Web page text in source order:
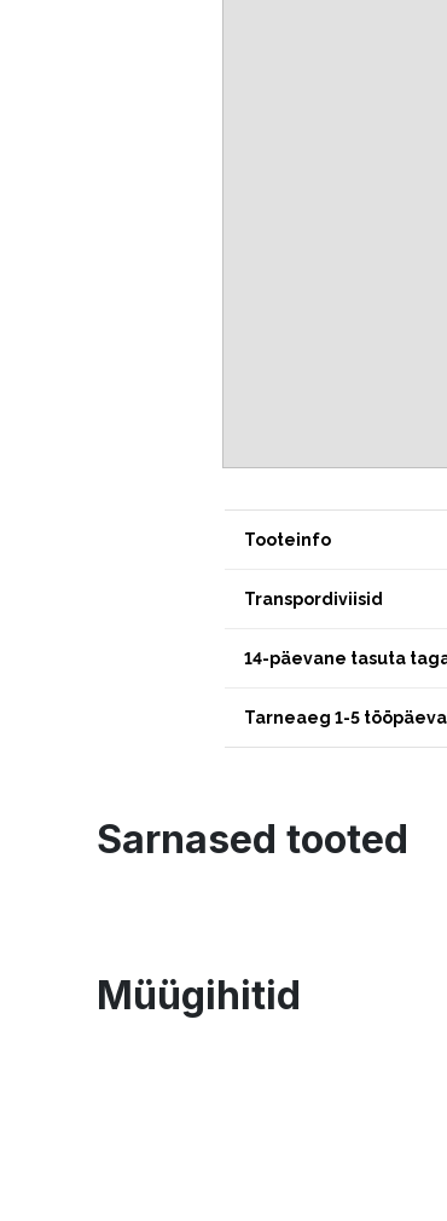
Tooteinfo
Transpordiviisid
14-päevane tasuta
Tarneaeg 1-5 tööpäeva
Sarnased tooted
Müügihitid